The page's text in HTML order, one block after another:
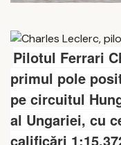
Pilotul Ferrari
primul pole
pe circuitul
al Ungariei, cu
calificări